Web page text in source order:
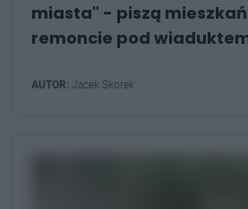
miasta" - piszą
remoncie pod
AUTOR: Jacek Skorek